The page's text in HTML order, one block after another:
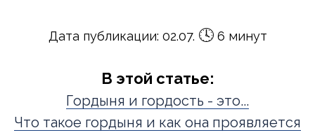
Дата публикации: 02.07. 🕓6 минут
В этой статье:
Гордыня и гордость - это...
Что такое гордыня и как она проявляется